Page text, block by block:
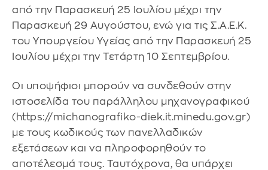
από την Παρασκευή 25 Ιουλίου μέχρι την
Παρασκευή 29 Αυγούστου, ενώ για τις Σ.Α.Ε.Κ.
του Υπουργείου Υγείας από την Παρασκευή 25
Ιουλίου μέχρι την Τετάρτη 10 Σεπτεμβρίου.
Οι υποψήφιοι μπορούν να συνδεθούν στην
ιστοσελίδα του παράλληλου μηχανογραφικού
(https://michanografiko-diek.it.minedu.gov.gr)
με τους κωδικούς των πανελλαδικών
εξετάσεων και να πληροφορηθούν το
αποτέλεσμά τους. Ταυτόχρονα, θα υπάρχει